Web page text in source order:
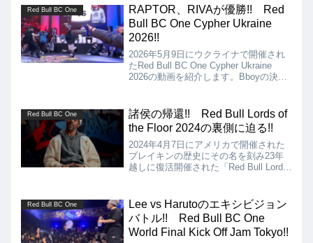
勝はJazzy vs Jemraiとなりましたが、
結果はJazzyの優勝となりました!!
Red Bull BC One
RAPTOR、RIVAが優勝!! Red
Bull BC One Cypher Ukraine
2026!!
2026年5月9日にウクライナで開催され
たRed Bull BC One Cypher Ukraine
2026の動画を紹介します。Bboyの決勝
果はRAPTOR、RIVAの優勝となりまし
た!!
Red Bull BC One
諸侯の帰還!! Red Bull Lords of
the Floor 2024の裏側に迫る!!
2024年4月7日にアメリカで開催された
ブレイキンの歴史にその名を刻み23年
越しに復活開催された「Red Bull Lords
去の伝説的なバトル動画も交え、それぞ
れの熱い思いなどを見ることができま
す!!
Red Bull BC One
Lee vs Harutoのエキシビジョン
バトル!! Red Bull BC One
World Final Kick Off Jam Tokyo!!